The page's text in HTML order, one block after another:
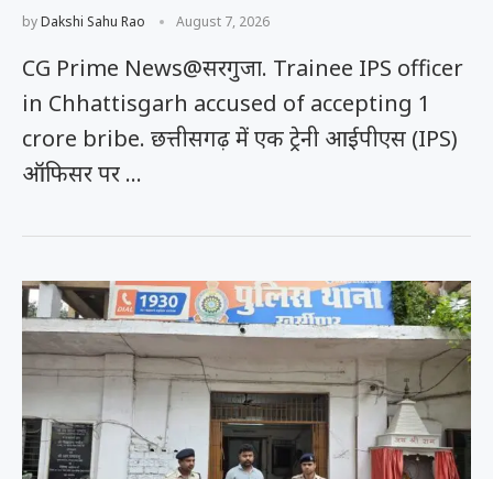
byDakshi Sahu Rao August 7, 2026
CG Prime News@सरगुजा. Trainee IPS officer
in Chhattisgarh accused of accepting 1
crore bribe. छत्तीसगढ़ में एक ट्रेनी आईपीएस (IPS)
ऑफिसर पर …